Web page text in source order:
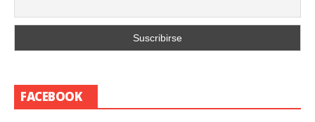
FACEBOOK